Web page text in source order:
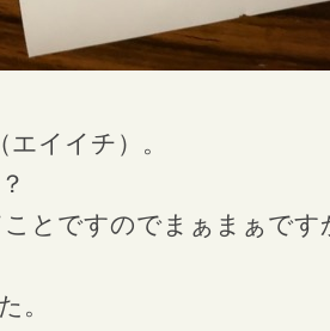
イイチ）。
ことですのでまぁまぁです
。